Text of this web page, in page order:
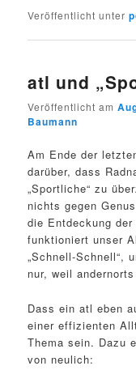
Veröffentlicht unter
atl und
Veröffentlicht am
Baumann
Am Ende der
darüber, dass
„Sportliche“ zu
nichts gegen
die Entdeckung
funktioniert unser
„Schnell-Schnell“,
nur, weil
Dass ein atl eben
einer effizienten
Thema sein. Dazu
von neulich: